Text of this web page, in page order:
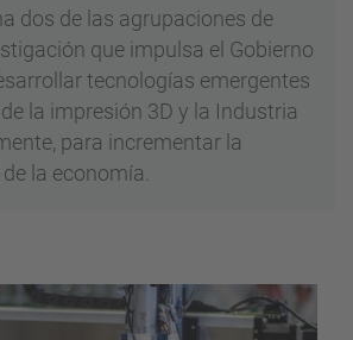
dos de las agrupaciones de
que impulsa el Gobierno
tecnologías emergentes
la impresión 3D y la Industria
para incrementar la
la economía.